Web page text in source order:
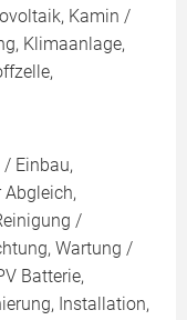
Kamin /
Klimaanlage,
Einbau,
Abgleich,
/
Wartung /
Batterie,
Installation,